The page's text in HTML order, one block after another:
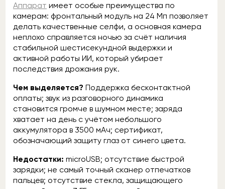
Аппарат имеет особые преимущества по
камерам: фронтальный модуль на 24 Мп позволяет
делать качественные селфи, а основная камера
неплохо справляется ночью за счёт наличия
стабильной шестисекундной выдержки и
активной работы ИИ, который убирает
последствия дрожания рук.
Чем выделяется? Поддержка бесконтактной
оплаты; звук из разговорного динамика
становится громче в шумном месте; заряда
хватает на день с учётом небольшого
аккумулятора в 3500 мАч; сертификат,
обозначающий защиту глаз от синего цвета.
Недостатки: microUSB; отсутствие быстрой
зарядки; не самый точный сканер отпечатков
пальцев; отсутствие стекла, защищающего